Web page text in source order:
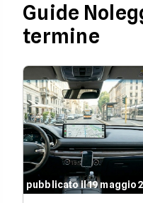
Guide
termine
pubblicato il 19 maggio